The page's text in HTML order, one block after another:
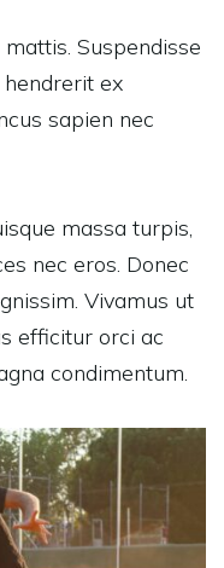
Suspendisse
ex
sapien nec
massa turpis,
nec eros. Donec
Vivamus ut
efficitur orci ac
condimentum.